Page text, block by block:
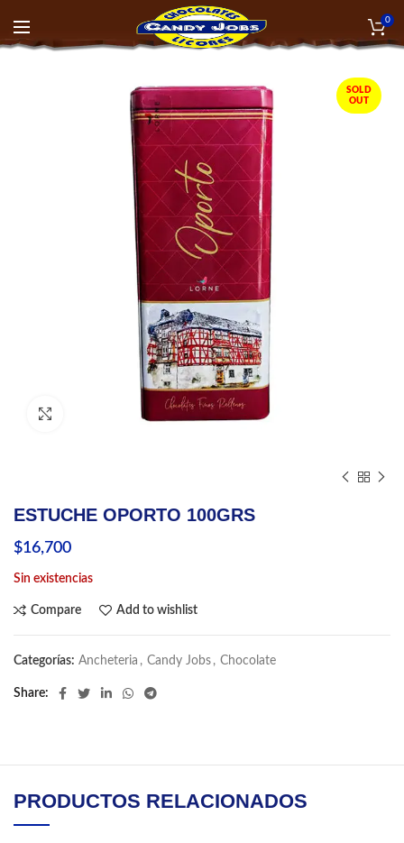
0
SOLD
OUT
Click to enlarge
ESTUCHE OPORTO 100GRS
$16,700
Sin existencias
Compare Add to wishlist
Categorías: Ancheteria , Candy Jobs , Chocolate
Share
PRODUCTOS RELACIONADOS